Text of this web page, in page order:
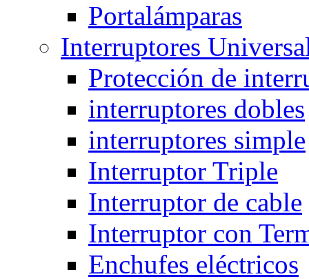
Portalámparas
Interruptores
Protección de
interruptores dobles
interruptores simple
Interruptor Triple
Interruptor de cable
Interruptor con
Enchufes eléctricos